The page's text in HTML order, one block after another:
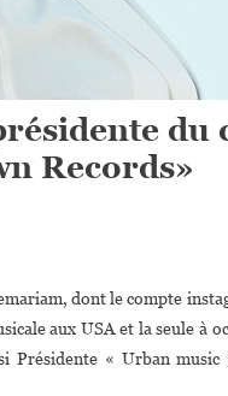
du
Records»
dont le compte
aux USA et la seule à
Présidente « Urban